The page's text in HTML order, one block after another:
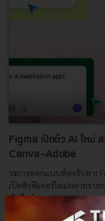
Figma เปิดตัว AI ใหม่
Canva-Adobe
วงการออกแบบต้องจับตา!
เปิดตัวฟีเจอร์ใหม่หลายราย
เว็บไซต์, แอปฯ prototype